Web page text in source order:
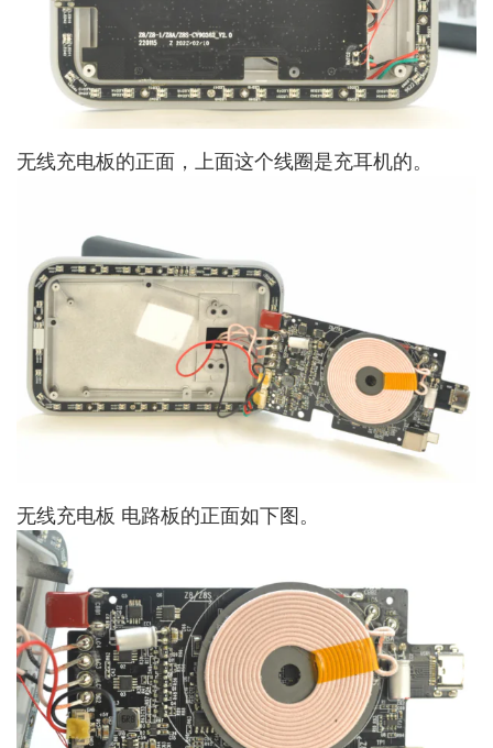
无线充电板的正面，上面这个线圈是充耳机的。
无线充电板 电路板的正面如下图。